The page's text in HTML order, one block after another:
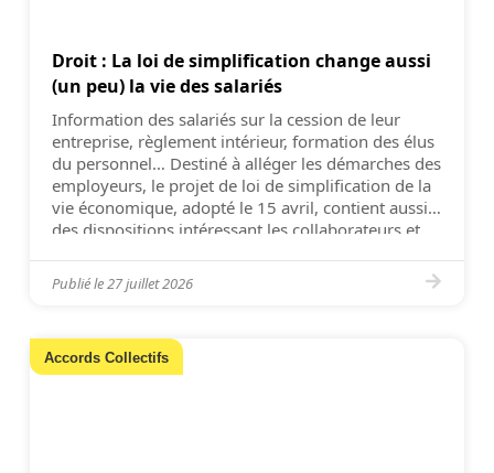
Droit : La loi de simplification change aussi
(un peu) la vie des salariés
Information des salariés sur la cession de leur
entreprise, règlement intérieur, formation des élus
du personnel… Destiné à alléger les démarches des
employeurs, le projet de loi de simplification de la
vie économique, adopté le 15 avril, contient aussi
des dispositions intéressant les collaborateurs et
règlement intérieur n’est […]
Publié le27 juillet 2026
Accords Collectifs